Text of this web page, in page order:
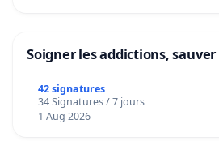
Soigner les addictions,
42 signatures
34 Signatures / 7 jours
1 Aug 2026